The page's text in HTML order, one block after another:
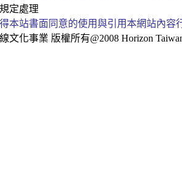
定處理
本站書面同意的使用與引用本網站內
文化事業 版權所有@2008 Horizon